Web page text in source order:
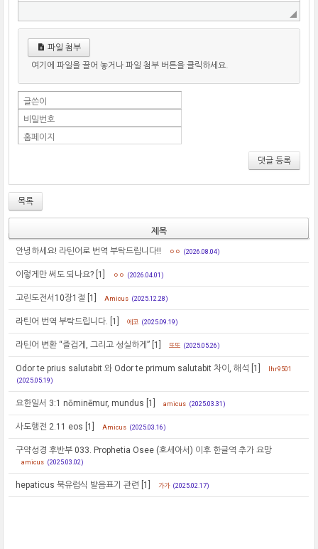
파일 첨부
여기에 파일을 끌어 놓거나 파일 첨부 버튼을 클릭하세요.
글쓴이
비밀번호
홈페이지
댓글 등록
목록
제목
안녕하세요! 라틴어로 번역 부탁드립니다!!
ㅇㅇ (2026.08.04)
이렇게만 써도 되나요? [1] ㅇㅇ (2026.04.01)
고린도전서10장1절 [1] Amicus (2025.12.28)
라틴어 번역 부탁드립니다. [1] 에코 (2025.09.19)
라틴어 변환 “즐겁게, 그리고 성실하게” [1] 또또 (2025.05.26)
Odor te prius salutabit 와 Odor te primum salutabit 차이, 해석 [1]
lhr9501
(2025.05.19)
요한일서 3:1 nōminēmur, mundus [1] amicus (2025.03.31)
사도행전 2.11 eos [1] Amicus (2025.03.16)
구약성경 후반부 033. Prophetia Osee (호세아서) 이후 한글역 추가 요망
amicus (2025.03.02)
hepaticus 북유럽식 발음표기 관련 [1] 가가 (2025.02.17)